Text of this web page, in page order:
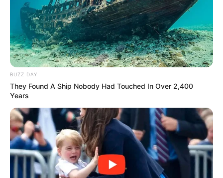
Információ
Adatvédelmi irányelvek
Általános Szerződési Feltételek
Rólunk
Test Page
BUZZ DAY
They Found A Ship Nobody Had Touched In Over 2,400
Years